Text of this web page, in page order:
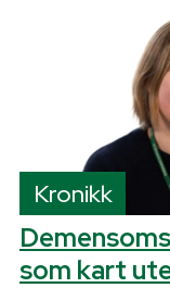
Kronikk
som kart